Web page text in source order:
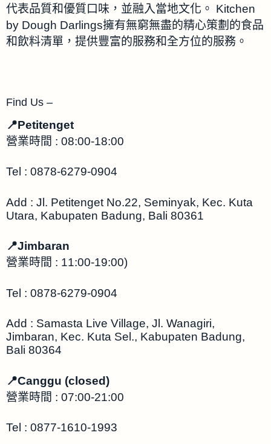
代表品質和優質口味，並融入當地文化。 Kitchen
by Dough Darlings擁有無窮無盡的精心策劃的食品
和飲料清單，提供豐富的服務和全方位的服務。
Find Us –
📍Petitenget
營業時間 : 08:00-18:00
Tel : 0878-6279-0904
Add : Jl. Petitenget No.22, Seminyak, Kec. Kuta
Utara, Kabupaten Badung, Bali 80361
📍Jimbaran
營業時間 : 11:00-19:00)
Tel : 0878-6279-0904
Add : Samasta Live Village, Jl. Wanagiri,
Jimbaran, Kec. Kuta Sel., Kabupaten Badung,
Bali 80364
📍Canggu (closed)
營業時間 : 07:00-21:00
Tel : 0877-1610-1993